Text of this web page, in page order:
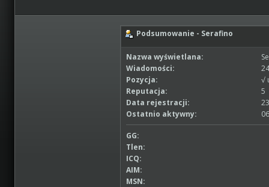
Podsumowanie - Serafino
Nazwa wyświetlana:
Wiadomości:
Pozycja:
Reputacja:
5
Data rejestracji:
Ostatnio aktywny:
GG:
Tlen:
ICQ:
AIM:
MSN: